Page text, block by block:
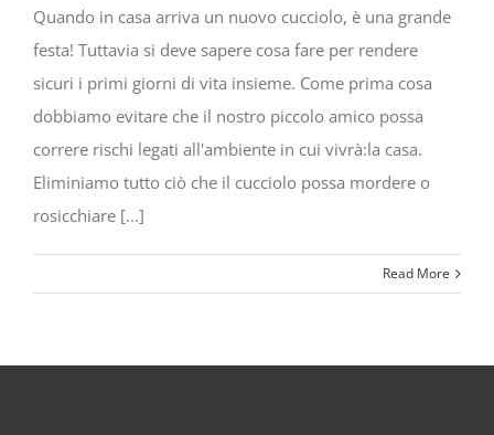
Quando in casa arriva un nuovo cucciolo, è una grande
festa! Tuttavia si deve sapere cosa fare per rendere
sicuri i primi giorni di vita insieme. Come prima cosa
dobbiamo evitare che il nostro piccolo amico possa
correre rischi legati all'ambiente in cui vivrà:la casa.
Eliminiamo tutto ciò che il cucciolo possa mordere o
rosicchiare [...]
Read More